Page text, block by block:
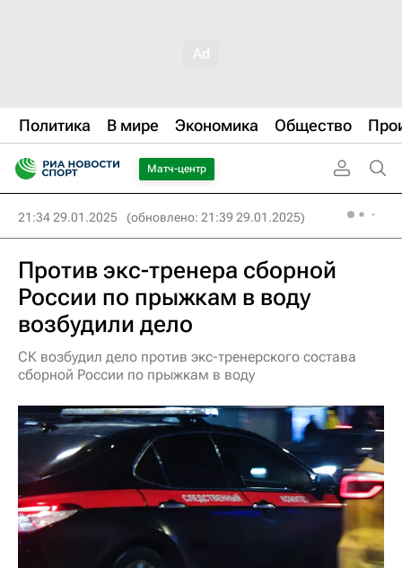
Политика В мире Экономика Общество
Матч-центр
21:34 29.01.2025 (обновлено: 21:39 29.01.2025)
Против экс-тренера сборной
России по прыжкам в воду
возбудили дело
СК возбудил дело против экс-тренерского состава
сборной России по прыжкам в воду